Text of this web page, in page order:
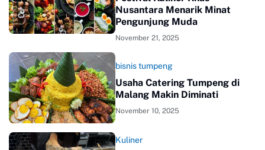
Nusantara Menarik Minat
Pengunjung Muda
November 21, 2025
bisnis tumpeng
Usaha Catering Tumpeng di
Malang Makin Diminati
November 10, 2025
Kuliner